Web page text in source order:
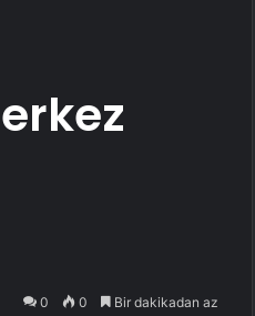
0 0 Bir dakikadan az